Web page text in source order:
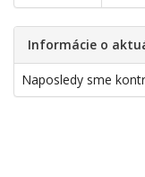
Informácie o
Naposledy sme